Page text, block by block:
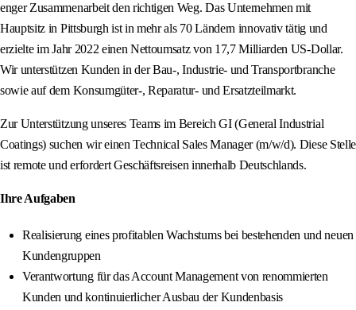
enger Zusammenarbeit den richtigen Weg. Das Unternehmen mit
Hauptsitz in Pittsburgh ist in mehr als 70 Ländern innovativ tätig und
erzielte im Jahr 2022 einen Nettoumsatz von 17,7 Milliarden US-Dollar.
Wir unterstützen Kunden in der Bau-, Industrie- und Transportbranche
sowie auf dem Konsumgüter-, Reparatur- und Ersatzteilmarkt.
Zur Unterstützung unseres Teams im Bereich GI (General Industrial
Coatings) suchen wir einen Technical Sales Manager (m/w/d). Diese Stelle
ist remote und erfordert Geschäftsreisen innerhalb Deutschlands.
Ihre Aufgaben
Realisierung eines profitablen Wachstums bei bestehenden und neuen
Kundengruppen
Verantwortung für das Account Management von renommierten
Kunden und kontinuierlicher Ausbau der Kundenbasis